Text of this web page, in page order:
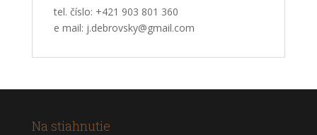
tel. číslo: +421 903 801 360
e mail: j.debrovsky@gmail.com
Na stiahnutie